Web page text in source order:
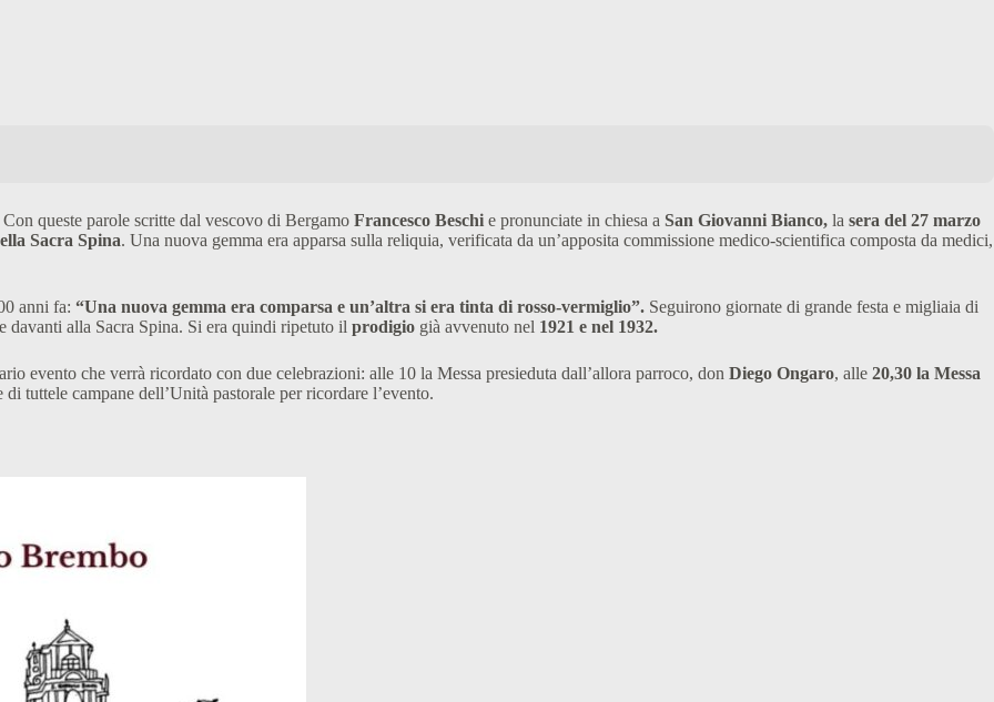
Con queste parole scritte dal vescovo di Bergamo Francesco Beschi e pronunciate in chiesa a San Giovanni Bianco, la sera del 27 marzo
Sacra Spina. Una nuova gemma era apparsa sulla reliquia, verificata da un’apposita commissione medico-scientifica composta da medici,
anni fa: “Una nuova gemma era comparsa e un’altra si era tinta di rosso-vermiglio”. Seguirono giornate di grande festa e migliaia di
alla Sacra Spina. Si era quindi ripetuto il prodigio già avvenuto nel 1921 e nel 1932.
evento che verrà ricordato con due celebrazioni: alle 10 la Messa presieduta dall’allora parroco, don Diego Ongaro, alle 20,30 la Messa
tuttele campane dell’Unità pastorale per ricordare l’evento.